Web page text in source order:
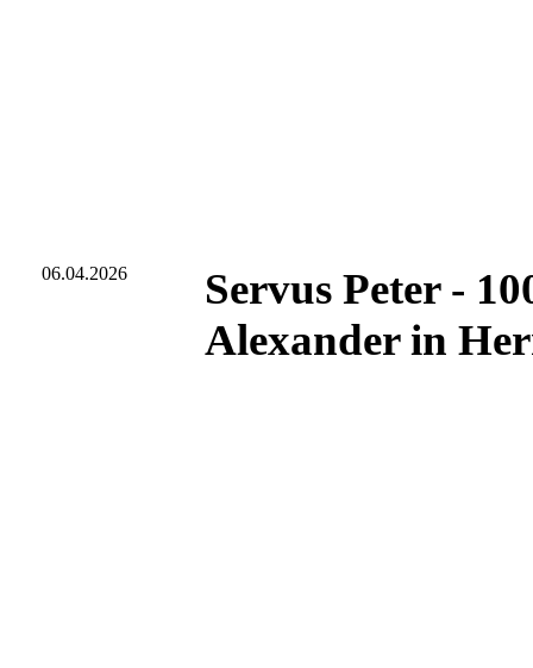
06.04.2026
Servus Peter -
Alexander in